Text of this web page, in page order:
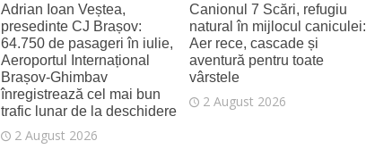
Adrian Ioan Veștea,
presedinte CJ Brașov:
64.750 de pasageri în iulie,
Aeroportul Internațional
Brașov‑Ghimbav
înregistrează cel mai bun
trafic lunar de la deschidere
2 August 2026
Canionul 7 Scări, refugiu
natural în mijlocul caniculei:
Aer rece, cascade și
aventură pentru toate
vârstele
2 August 2026